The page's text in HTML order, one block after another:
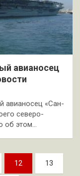
авианосец
авианосец «Сан-
северо-
об этом…
12 13